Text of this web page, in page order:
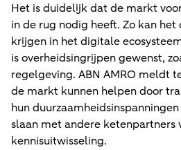
Het is duidelijk dat de markt
in de rug nodig heeft. Zo kan
krijgen in het digitale
is overheidsingrijpen gewenst,
regelgeving. ABN AMRO meldt
de markt kunnen helpen door
hun
slaan met andere ketenpartners
kennisuitwisseling.